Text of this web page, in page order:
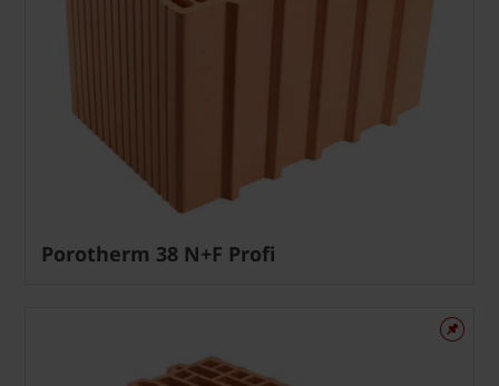
Porotherm 38 N+F Profi